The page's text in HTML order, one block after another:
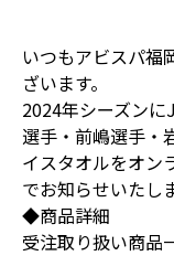
いつもアビスパ福
ざいます。
2024年シーズン
選手・前嶋選手・
イスタオルをオン
でお知らせいたし
◆商品詳細
受注取り扱い商品